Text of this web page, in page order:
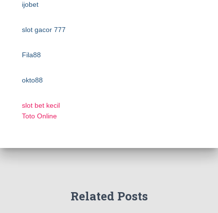
ijobet
slot gacor 777
Fila88
okto88
slot bet kecil
Toto Online
Related Posts